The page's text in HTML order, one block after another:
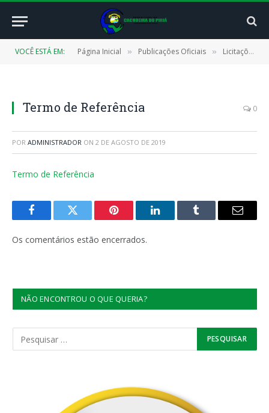
VOCÊ ESTÁ EM: Página Inicial » Publicações Oficiais » Licitações
Termo de Referência 0
POR ADMINISTRADOR ON 2 DE AGOSTO DE 2019
Termo de Referência
FacebookTwitter Pinterest LinkedInTumblr
E-
Os comentários estão encerrados.
NÃO ENCONTROU O QUE QUERIA?